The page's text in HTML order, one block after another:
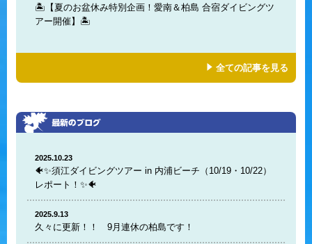
🏝️【夏のお盆休み特別企画！愛南＆柏島 合宿ダイビングツ
アー開催】🏝️
全ての記事を見る
2025.10.23
🐠✨須江ダイビングツアー in 内浦ビーチ（10/19・10/22）
レポート！✨🐠
2025.9.13
久々に更新！！ 9月連休の柏島です！